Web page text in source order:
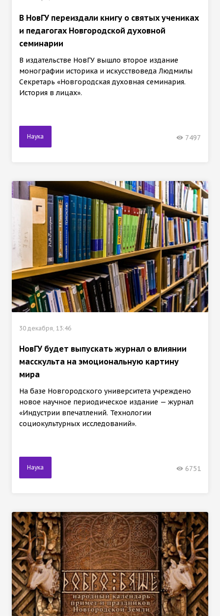
В НовГУ переиздали книгу о святых учениках
и педагогах Новгородской духовной
семинарии
В издательстве НовГУ вышло второе издание
монографии историка и искусствоведа Людмилы
Секретарь «Новгородская духовная семинария.
История в лицах».
Наука 7497
30 декабря, 13:46
НовГУ будет выпускать журнал о влиянии
масскульта на эмоциональную картину
мира
На базе Новгородского университета учреждено
новое научное периодическое издание — журнал
«Индустрии впечатлений. Технологии
социокультурных исследований».
Наука 6751